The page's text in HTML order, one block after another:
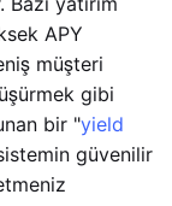
APY
müşteri
gibi
bir "yield
güvenilir